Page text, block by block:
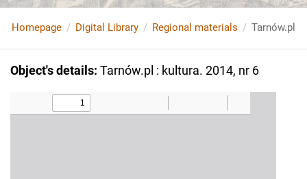
Homepage Digital Library Regional materials Tarnów.pl :
Object's details: Tarnów.pl : kultura. 2014, nr 6